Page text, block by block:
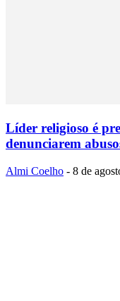
Líder religioso é
denunciarem
Almi Coelho - 8 de